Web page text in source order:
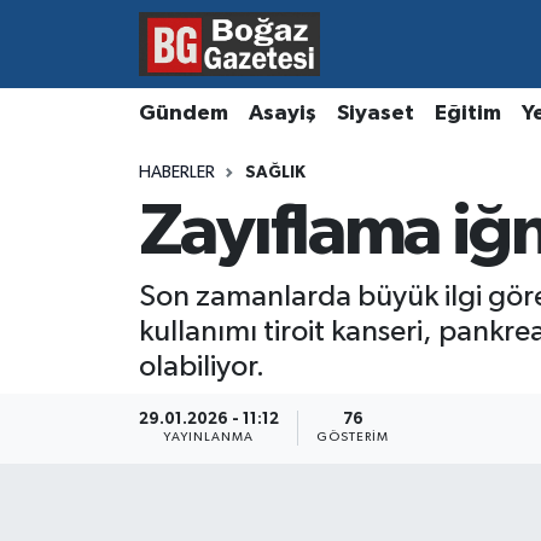
Gündem Asayiş Siyaset Eğitim
HABERLER SAĞLIK
Zayıflama
Son zamanlarda büyük ilgi
kullanımı tiroit kanseri,
olabiliyor.
29.01.2026 - 11:12
YAYINLANMA
76
GÖSTERIM
Asayiş
Ekonomi
Kültür ve Sanat
Hava Durumu
Süper Lig Puan Durumu ve Fikstür
Son Dakika Haberleri